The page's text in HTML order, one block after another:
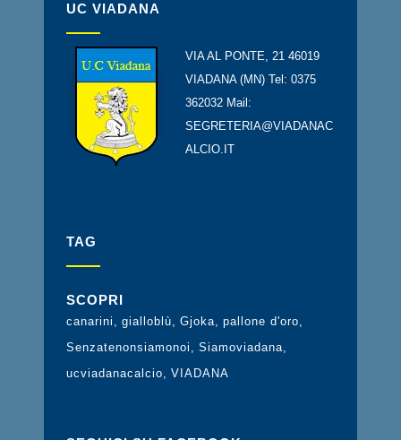
UC VIADANA
VIA AL PONTE, 21 46019
VIADANA (MN) Tel: 0375
362032 Mail:
SEGRETERIA@VIADANAC
ALCIO.IT
TAG
SCOPRI
canarini gialloblù Gjoka pallone d'oro
Senzatenonsiamonoi
Siamoviadana
ucviadanacalcio
VIADANA